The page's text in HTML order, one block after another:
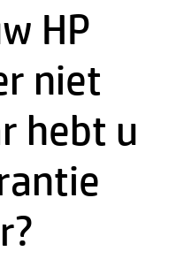
HP
niet
hebt u